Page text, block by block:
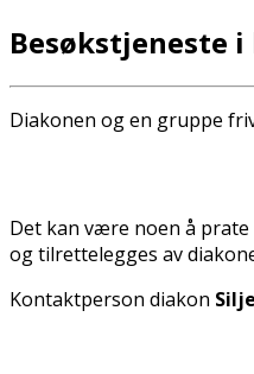
Besøkstjeneste
Diakonen og en gruppe
Det kan være noen å
og tilrettelegges av
Kontaktperson diakon